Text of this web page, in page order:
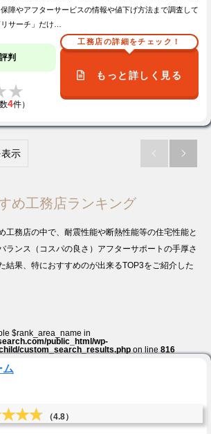
障やアフターサービスの情報や値下げ方法まで調査して
サーチ」だけ…
判
4件）
工務店の詳細をチェック！
もっと詳しく見る
示  
め工務店ランキング
工務店の中で、耐震性能や断熱性能等の住宅性能と
ランス（コスパの良さ）アフターサポートの手厚さ
結果、特におすすめのが出来るTOP3をご紹介した
$rank_area_name in
public_html/wp-
custom_search_results.phpon line816
ム
（4.8）